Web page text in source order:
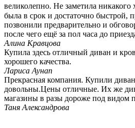
великолепно. Не заметила никакого
была в срок и достаточно быстрой,
позвонили предварительно и
после чего ещё за пол часа до
Алина Кравцова
Купила здесь отличный диван и
хорошего качества.
Лариса Аунап
Прекрасная компания. Купили
довольны.Цены отличные. Их же
магазины в разы дороже под видом
Таня Александрова